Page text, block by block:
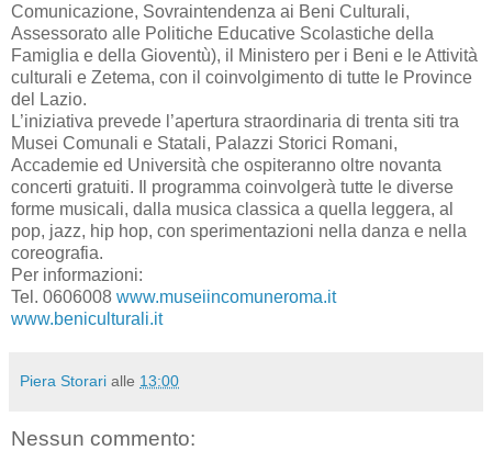
Comunicazione, Sovraintendenza ai Beni Culturali,
Assessorato alle Politiche Educative Scolastiche della
Famiglia e della Gioventù), il Ministero per i Beni e le Attività
culturali e Zetema, con il coinvolgimento di tutte le Province
del Lazio.
L’iniziativa prevede l’apertura straordinaria di trenta siti tra
Musei Comunali e Statali, Palazzi Storici Romani,
Accademie ed Università che ospiteranno oltre novanta
concerti gratuiti. Il programma coinvolgerà tutte le diverse
forme musicali, dalla musica classica a quella leggera, al
pop, jazz, hip hop, con sperimentazioni nella danza e nella
coreografia.
Per informazioni:
Tel. 0606008 www.museiincomuneroma.it
www.beniculturali.it
Piera Storari alle 13:00
Nessun commento: